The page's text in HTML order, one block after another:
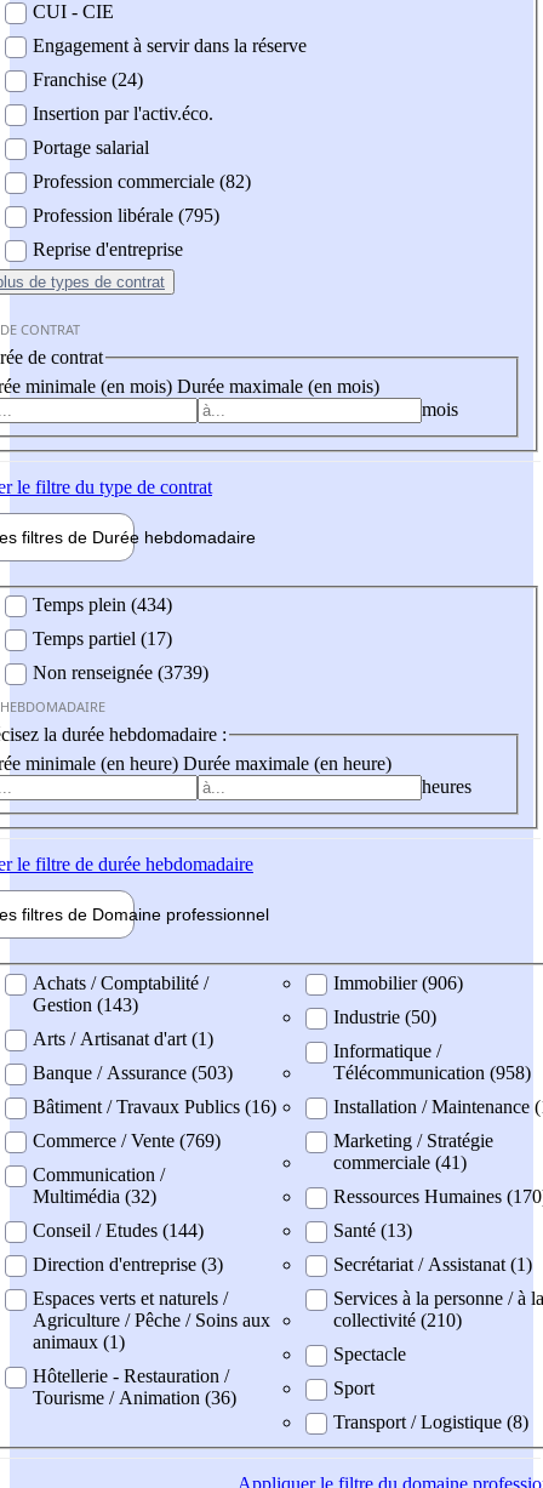
CUI - CIE
Engagement à servir dans la réserve
Franchise (24)
Insertion par l'activ.éco.
Portage salarial
Profession commerciale (82)
Profession libérale (795)
Reprise d'entreprise
de types de contrat
CONTRAT
de contrat
minimale (en mois) Durée maximale (en mois)
mois
le filtre du type de contrat
filtres de Durée hebdomadaire
Temps plein (434)
Temps partiel (17)
Non renseignée (3739)
la durée hebdomadaire :
minimale (en heure) Durée maximale (en heure)
heures
le filtre de durée hebdomadaire
filtres de Domaine professionnel
professionel
Achats / Comptabilité /
Gestion (143)
Arts / Artisanat d'art (1)
Banque / Assurance (503)
Bâtiment / Travaux Publics (16)
Commerce / Vente (769)
Communication /
Multimédia (32)
Conseil / Etudes (144)
Direction d'entreprise (3)
Espaces verts et naturels /
Agriculture / Pêche / Soins aux
animaux (1)
Hôtellerie - Restauration /
Tourisme / Animation (36)
Immobilier (906)
Industrie (50)
Informatique /
Télécommunication (958)
Installation / Maintenance
Marketing / Stratégie
commerciale (41)
Ressources Humaines
Santé (13)
Secrétariat / Assistanat (1)
Services à la personne / à la
collectivité (210)
Spectacle
Sport
Transport / Logistique (8)
Appliquerle filtre du domaine